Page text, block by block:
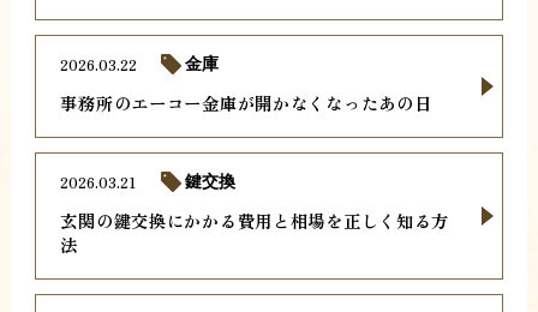
事務所のエーコー金庫が開かなくなったあの日
2026.03.22 金庫
玄関の鍵交換にかかる費用と相場を正しく知る方
法
2026.03.21 鍵交換